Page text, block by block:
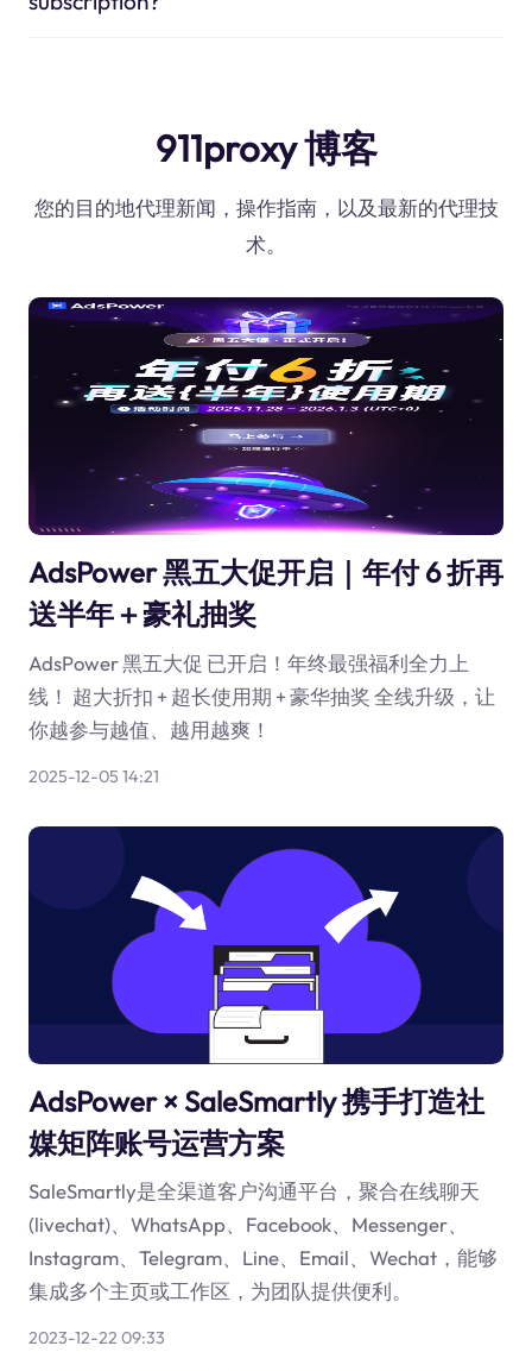
911proxy 博客
您的目的地代理新闻，操作指南，以及最新的代理技
术。
AdsPower 黑五大促开启｜年付 6 折再
送半年＋豪礼抽奖
AdsPower 黑五大促 已开启！年终最强福利全力上
线！ 超大折扣 + 超长使用期 + 豪华抽奖 全线升级，让
你越参与越值、越用越爽！
2025-12-05 14:21
AdsPower × SaleSmartly 携手打造社
媒矩阵账号运营方案
SaleSmartly是全渠道客户沟通平台，聚合在线聊天
(livechat)、WhatsApp、Facebook、Messenger、
Instagram、Telegram、Line、Email、Wechat，能够
集成多个主页或工作区，为团队提供便利。
2023-12-22 09:33